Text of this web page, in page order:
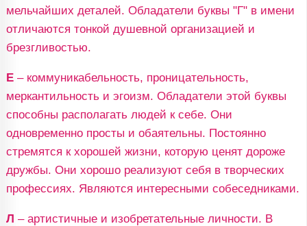
мельчайших деталей. Обладатели буквы "Г" в имени
отличаются тонкой душевной организацией и
брезгливостью.
Е– коммуникабельность, проницательность,
меркантильность и эгоизм. Обладатели этой буквы
способны располагать людей к себе. Они
одновременно просты и обаятельны. Постоянно
стремятся к хорошей жизни, которую ценят дороже
дружбы. Они хорошо реализуют себя в творческих
профессиях. Являются интересными собеседниками.
Л – артистичные и изобретательные личности. В